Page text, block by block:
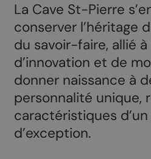
La Cave St-Pierre
conserver l’héritage
du savoir-faire, allié
d’innovation et de
donner naissance à
personnalité unique,
caractéristiques
d’exception.